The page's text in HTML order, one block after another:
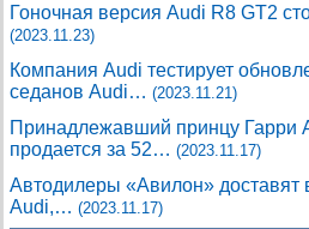
Гоночная версия Audi R8 GT2
(2023.11.23)
Компания Audi тестирует
седанов Audi… (2023.11.21)
Принадлежавший принцу Гарри
продается за 52… (2023.11.17)
Автодилеры «Авилон»
Audi,… (2023.11.17)